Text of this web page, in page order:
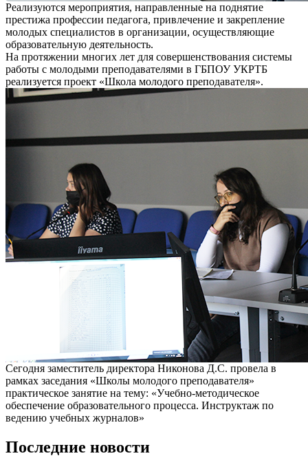
Реализуются мероприятия, направленные на поднятие
престижа профессии педагога, привлечение и закрепление
молодых специалистов в организации, осуществляющие
образовательную деятельность.
На протяжении многих лет для совершенствования системы
работы с молодыми преподавателями в ГБПОУ УКРТБ
реализуется проект «Школа молодого преподавателя».
Сегодня заместитель директора Никонова Д.С. провела в
рамках заседания «Школы молодого преподавателя»
практическое занятие на тему: «Учебно-методическое
обеспечение образовательного процесса. Инструктаж по
ведению учебных журналов»
Последние новости